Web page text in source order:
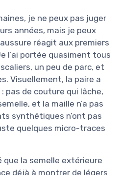
je ne peux pas juger
années, mais je peux
réagit aux premiers
l’ai portée quasiment tous
un peu de parc, et
Visuellement, la paire a
pas de couture qui lâche,
et la maille n’a pas
synthétiques n’ont pas
quelques micro-traces
que la semelle extérieure
déjà à montrer de légers